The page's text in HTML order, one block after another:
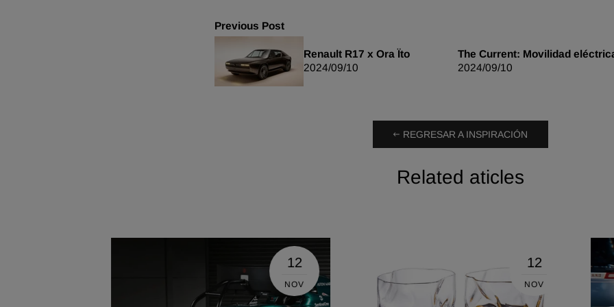
Previous Post
Renault R17 x Ora Ïto
2024/09/10
The Current: Movilidad
2024/09/10
REGRESAR A INSPIRACIÓN
Related aticles
12
NOV
12
NOV